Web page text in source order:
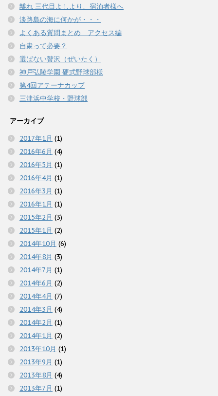
離れ 三代目よしより、宿泊者様へ
淡路島の海に何かが・・・
よくある質問まとめ アクセス編
自粛って必要？
選ばない贅沢（ぜいたく）
神戸弘陵学園 硬式野球部様
第4回アテーナカップ
三津浜中学校・野球部
アーカイブ
2017年1月 (1)
2016年6月 (4)
2016年5月 (1)
2016年4月 (1)
2016年3月 (1)
2016年1月 (1)
2015年2月 (3)
2015年1月 (2)
2014年10月 (6)
2014年8月 (3)
2014年7月 (1)
2014年6月 (2)
2014年4月 (7)
2014年3月 (4)
2014年2月 (1)
2014年1月 (2)
2013年10月 (1)
2013年9月 (1)
2013年8月 (4)
2013年7月 (1)